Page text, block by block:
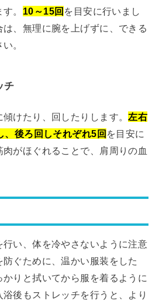
。 10～15回 を目安に行いまし
は、無理に腕を上げずに、できる
。
チ
けたり、回したりします。左右
、後ろ回しそれぞれ5回 を目安に
がほぐれることで、肩周りの血
行い、体を冷やさないように注意
防ぐために、温かい服装をした
かりと拭いてから服を着るように
後もストレッチを行うと、より